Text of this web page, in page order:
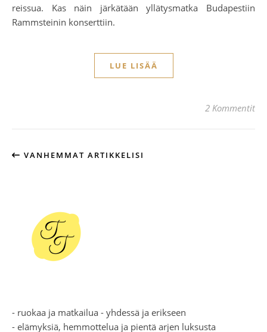
reissua. Kas näin järkätään yllätysmatka Budapestiin
Rammsteinin konserttiin.
LUE LISÄÄ
2 Kommentit
VANHEMMAT ARTIKKELISI
- ruokaa ja matkailua - yhdessä ja erikseen
- elämyksiä, hemmottelua ja pientä arjen luksusta